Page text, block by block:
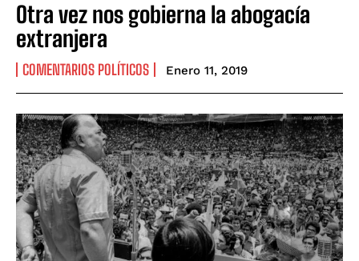
Otra vez nos gobierna la abogacía
extranjera
COMENTARIOS POLÍTICOS Enero 11, 2019